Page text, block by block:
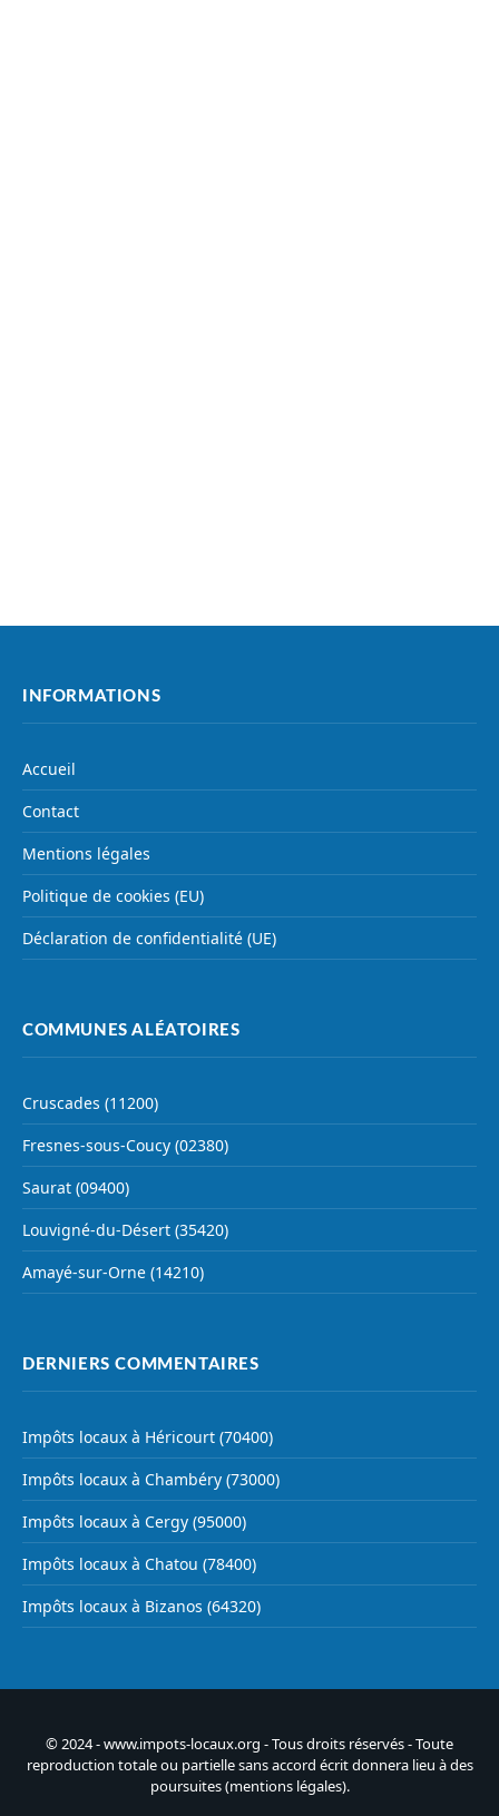
INFORMATIONS
Accueil
Contact
Mentions légales
Politique de cookies (EU)
Déclaration de confidentialité (UE)
COMMUNES ALÉATOIRES
Cruscades (11200)
Fresnes-sous-Coucy (02380)
Saurat (09400)
Louvigné-du-Désert (35420)
Amayé-sur-Orne (14210)
DERNIERS COMMENTAIRES
Impôts locaux à Héricourt (70400)
Impôts locaux à Chambéry (73000)
Impôts locaux à Cergy (95000)
Impôts locaux à Chatou (78400)
Impôts locaux à Bizanos (64320)
© 2024 - www.impots-locaux.org - Tous droits réservés - Toute
reproduction totale ou partielle sans accord écrit donnera lieu à des
poursuites (mentions légales).